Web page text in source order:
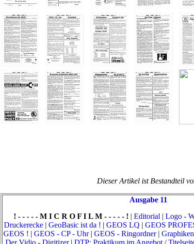
Dieser Artikel ist Bestandteil
Ausgabe 11
! - - - - - M I C R O F I L M - - - - - ! | Editorial | Logo -
Druckerecke | GeoBasic ist da ! | GEOS LQ | GEOS
GEOS ! | GEOS - CP - Uhr| GEOS - Ringordner| Graphiken
Der Vidio - Digitizer| DTP: Praktikum im Angebot /